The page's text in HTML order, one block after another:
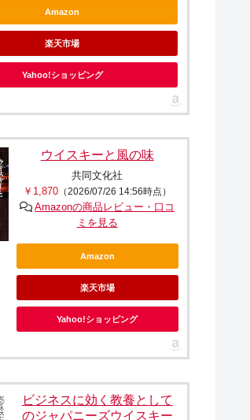
Amazon
楽天市場
Yahoo!ショッピング
ウイスキーと風の味
共同文化社
￥1,870 （2026/07/26 14:56時点）
Amazonの商品レビュー・口コ
ミを見る
Amazon
楽天市場
Yahoo!ショッピング
ビジネスに効く教養として
のジャパニーズウイスキー